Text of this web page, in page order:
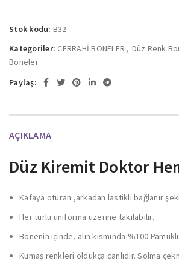
Stok kodu: B32
Kategoriler: CERRAHİ BONELER , Düz Renk
Boneler
Paylaş:
AÇIKLAMA
Düz Kiremit Doktor
Kafaya oturan ,arkadan lastikli bağlanır
Her türlü üniforma üzerine takılabilir.
Bonenin içinde, alın kısmında %100
Kumaş renkleri oldukça canlıdır. Solma